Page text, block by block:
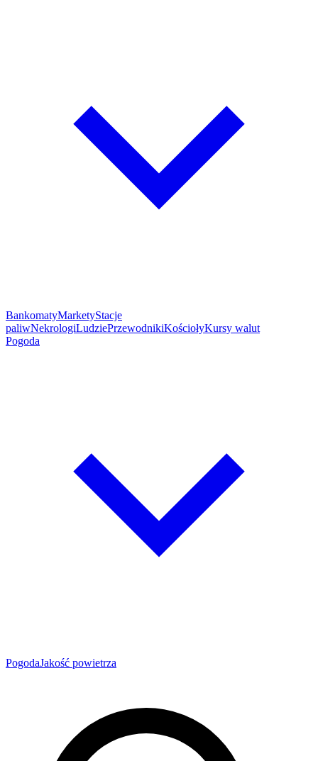
BankomatyMarketyStacje
paliwNekrologiLudziePrzewodnikiKościołyKursy walut
Pogoda
PogodaJakość powietrza